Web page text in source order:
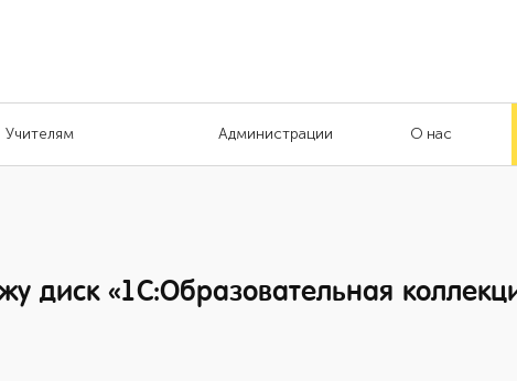
Учителям Администрации О нас
диск «1С:Образовательная